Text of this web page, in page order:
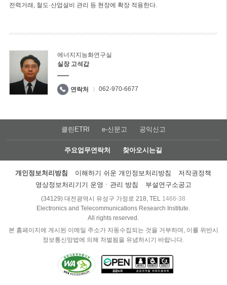
전력거래, 철도·산업설비 관리 등 현장에 확장 적용한다.
에너지지능화연구실
실장 고석갑
연락처 062-970-6677
클린ETRI e-신문고 공익신고
주요업무연락처 찾아오시는길
개인정보처리방침 이해하기 쉬운 개인정보처리방침
저작권정책
영상정보처리기기 운영ㆍ관리 방침
부설연구소공고
(34129) 대전광역시 유성구 가정로 218, TEL 1466-38
Electronics and Telecommunications Research Institute.
All rights reserved.
본 홈페이지에 게시된 이메일 주소가 자동수집되는 것을 거부하며, 이를 위반시
정보통신망법에 의해 처벌됨을 유념하시기 바랍니다.